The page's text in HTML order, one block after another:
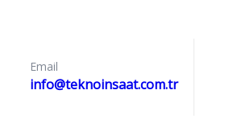
Email
info@teknoinsaat.com.tr